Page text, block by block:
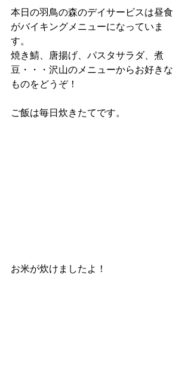
本日の羽鳥の森のデイサービスは昼食
がバイキングメニューになっていま
す。
焼き鯖、唐揚げ、パスタサラダ、煮
豆・・・沢山のメニューからお好きな
ものをどうぞ！
ご飯は毎日炊きたてです。
お米が炊けましたよ！